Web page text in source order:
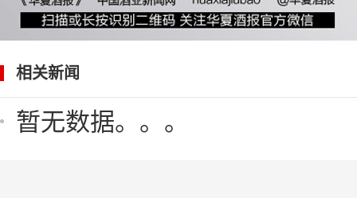
相关新闻
暂无数据。。。